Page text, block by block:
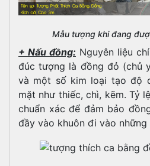
Mẫu tượng khi đang
+ Nấu đồng: Nguyên liệu
đúc tượng là đồng đỏ (chủ
và một số kim loại tạo độ
mặt như thiếc, chì, kẽm. Tỷ
chuẩn xác để đảm bảo
đầy vào khuôn đi vào